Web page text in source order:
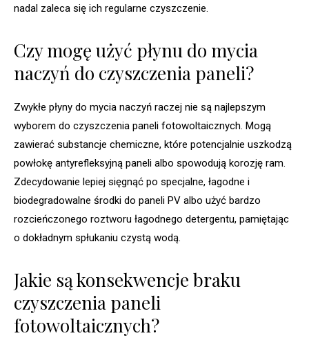
nadal zaleca się ich regularne czyszczenie.
Czy mogę użyć płynu do mycia
naczyń do czyszczenia paneli?
Zwykłe płyny do mycia naczyń raczej nie są najlepszym
wyborem do czyszczenia paneli fotowoltaicznych. Mogą
zawierać substancje chemiczne, które potencjalnie uszkodzą
powłokę antyrefleksyjną paneli albo spowodują korozję ram.
Zdecydowanie lepiej sięgnąć po specjalne, łagodne i
biodegradowalne środki do paneli PV albo użyć bardzo
rozcieńczonego roztworu łagodnego detergentu, pamiętając
o dokładnym spłukaniu czystą wodą.
Jakie są konsekwencje braku
czyszczenia paneli
fotowoltaicznych?